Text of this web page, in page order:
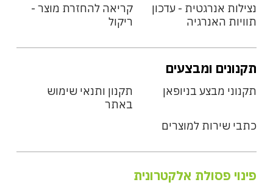
נצילות אנרגטית - עדכון
תוויות האנרגיה
קריאה להחזרת מוצר -
ריקול
תקנונים ומבצעים
תקנוני מבצע בניופאן
תקנון ותנאי שימוש
באתר
כתבי שירות למוצרים
פינוי פסולת אלקטרונית